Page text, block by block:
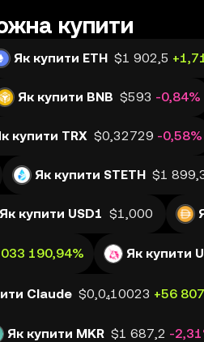
купити
Як купити ETH $1 902,5
Як купити BNB $593 -0,84%
купити TRX $0,32729 -0,58%
Як купити STETH $1
Як купити USD1 $1,000
190,94% Як купити
Claude $0,0₄10023 +56
Як купити MKR $1 687,2 -